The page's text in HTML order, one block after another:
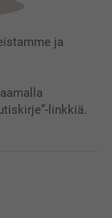
ja
linkkiä.